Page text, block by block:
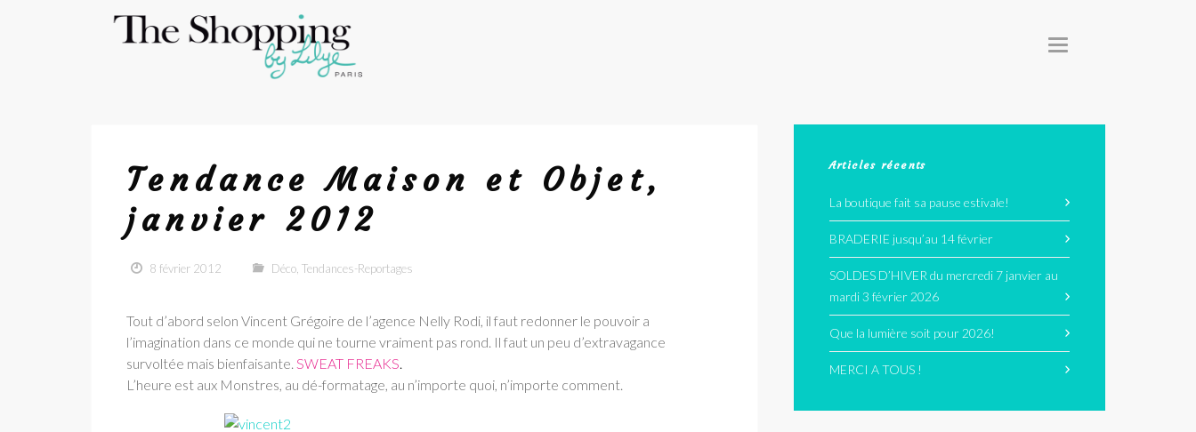
T
O
A
O
Tendance Maison et Objet,
janvier 2012
8 février 2012 Déco Tendances-Reportages
Tout d’abord selon Vincent Grégoire de l’agence Nelly Rodi, il faut redonner le pouvoir a
l’imagination dans ce monde qui ne tourne vraiment pas rond. Il faut un peu d’extravagance
survoltée mais bienfaisante. SWEAT FREAKS.
L’heure est aux Monstres, au dé-formatage, au n’importe quoi, n’importe comment.
Articles récents
La boutique fait sa pause estivale!
BRADERIE jusqu’au 14 février
SOLDES D’HIVER du mercredi 7 janvier au
mardi 3 février 2026
Que la lumière soit pour 2026!
MERCI A TOUS !